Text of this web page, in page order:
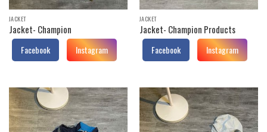
JACKET
Jacket- Champion
Facebook Instagram
JACKET
Jacket- Champion Products
Facebook Instagram